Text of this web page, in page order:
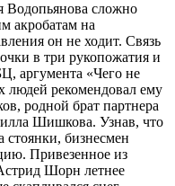
Водопьянова сложно
акробатам на
он не ходит. Связь
в три рукопожатия и
аргумента «Чего не
рекомендовал ему
родной брат партнера
Шишкова. Узнав, что
стоянки, бизнесмен
Привезенное из
Шорн летнее